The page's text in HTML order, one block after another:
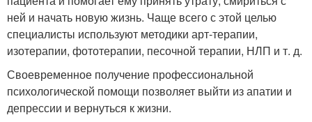
ней и начать новую жизнь. Чаще всего с этой целью
специалисты используют методики арт-терапии,
изотерапии, фототерапии, песочной терапии, НЛП и т. д.
Своевременное получение профессиональной
психологической помощи позволяет выйти из апатии и
депрессии и вернуться к жизни.